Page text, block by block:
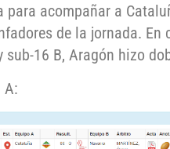
para acompañar a
de la jornada. En
sub-16 B, Aragón hizo
A: